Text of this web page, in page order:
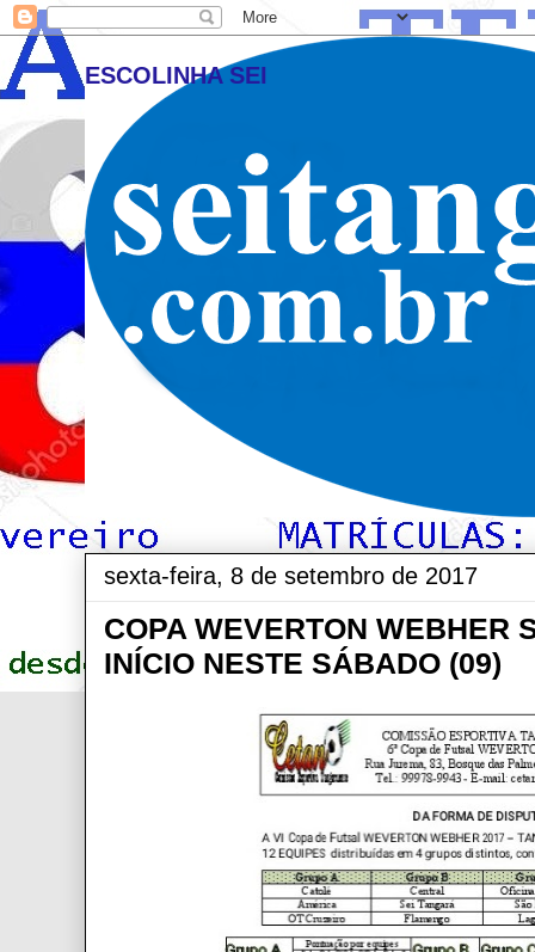
ESCOLINHA SEI
sexta-feira, 8 de setembro de 2017
COPA WEVERTON WEBHER
INÍCIO NESTE SÁBADO (09)